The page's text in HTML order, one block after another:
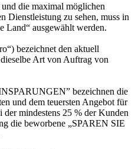
die maximal möglichen
Dienstleistung zu sehen, muss in
Land“ ausgewählt werden.
bezeichnet den aktuell
Art von Auftrag von
bezeichnen die
und dem teuersten Angebot für
der mindestens 25 % der Kunden
die beworbene „SPAREN SIE